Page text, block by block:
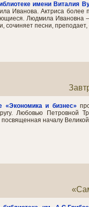
имени Виталия
Иванова. Актриса более
Людмила Ивановна
сочиняет песни, преподает,
«Экономика и бизнес»
Любовью Петровной
началу